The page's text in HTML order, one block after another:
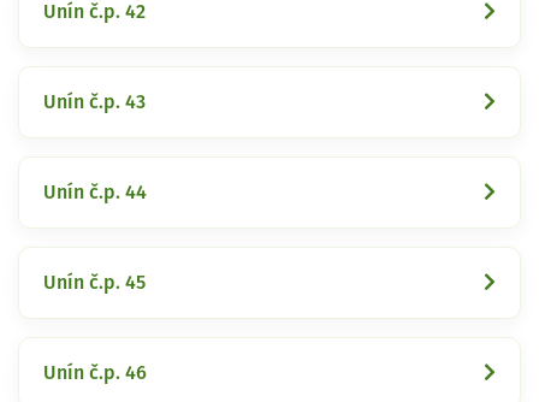
Unín č.p. 42
Unín č.p. 43
Unín č.p. 44
Unín č.p. 45
Unín č.p. 46